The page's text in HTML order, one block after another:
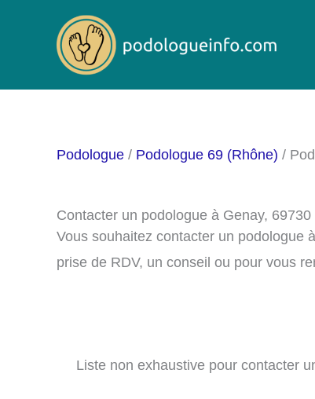
Podologue / Podologue 69 (Rhône) /
Contacter un podologue à Genay, 69730
Vous souhaitez contacter un podologue
prise de RDV, un conseil ou pour vous
Liste non exhaustive pour contacter